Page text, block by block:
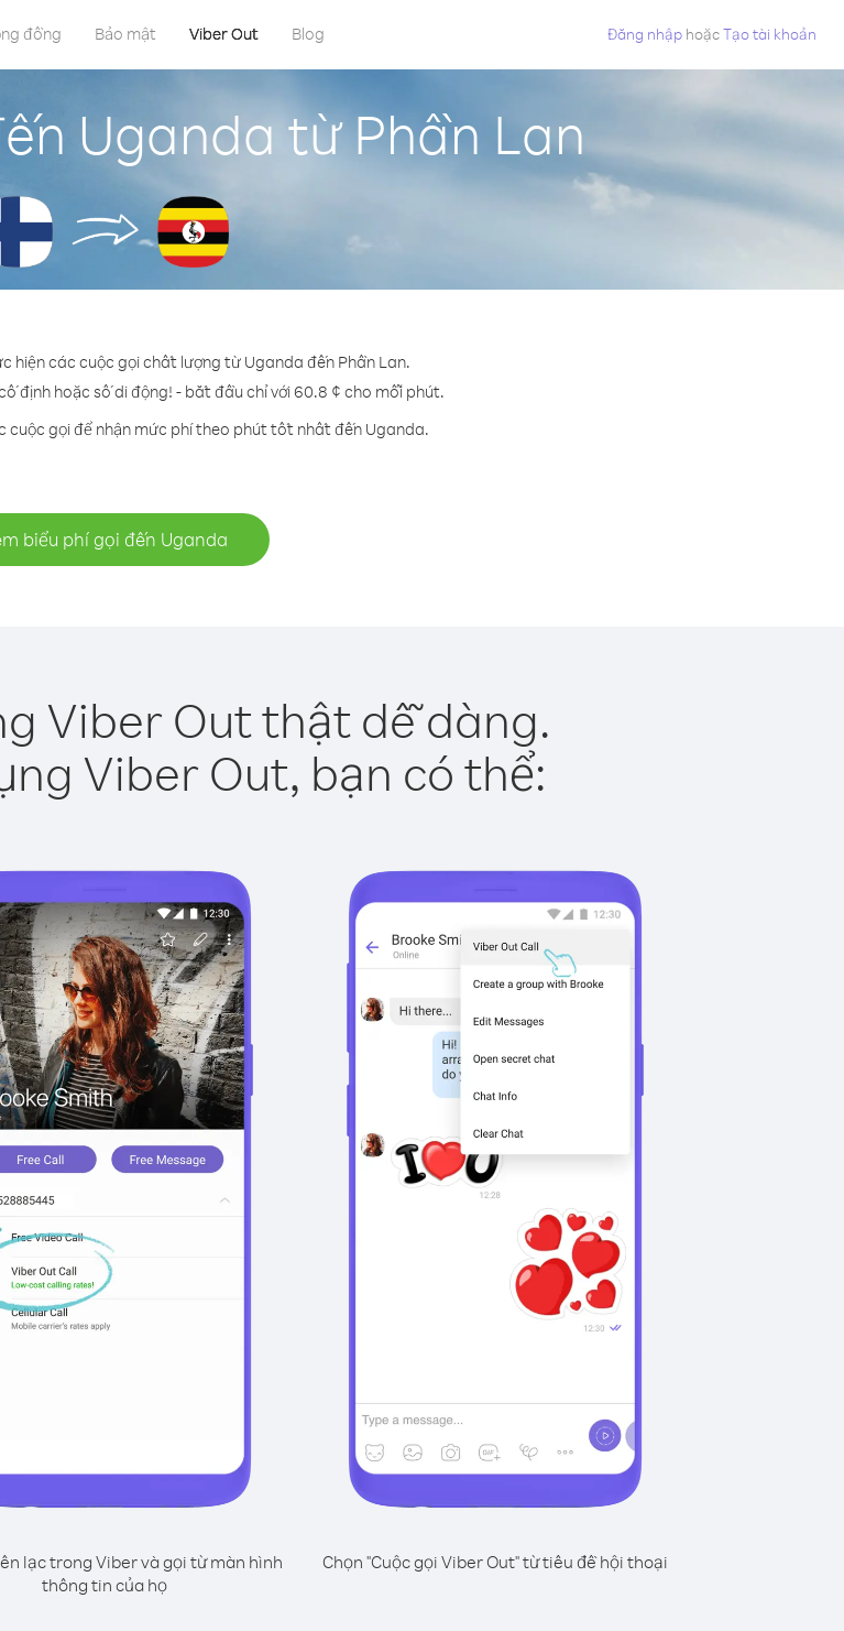
đồng Bảo mật Viber Out Blog Đăng nhập hoặcTạo tài khoản
Uganda từ Phần Lan
hiện các cuộc gọi chất lượng từ Uganda đến Phần Lan.
định hoặc số di động! - bắt đầu chỉ với 60.8 ¢ cho mỗi phút.
cuộc gọi để nhận mức phí theo phút tốt nhất đến Uganda.
biểu phí gọi đến Uganda
Viber Out thật dễ dàng.
Viber Out, bạn có thể:
lạc trong Viber và gọi từ màn hình
thông tin của họ
Chọn "Cuộc gọi Viber Out" từ tiêu đề hội thoại